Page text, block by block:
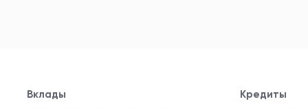
Вклады Кредиты